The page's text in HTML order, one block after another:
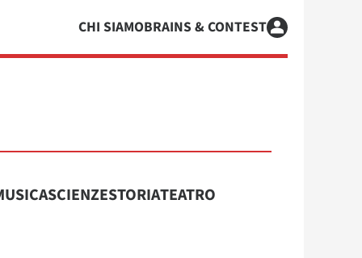
CHI SIAMOBRAINS & CONTEST
SCIENZESTORIATEATRO